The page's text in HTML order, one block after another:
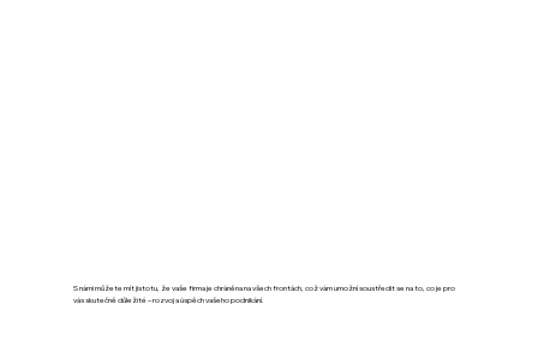
S námi můžete mít jistotu, že vaše firma je chráněna na všech frontách, což vám umožní soustředit se na to, co je pro
vás skutečně důležité – rozvoj a úspěch vašeho podnikání.